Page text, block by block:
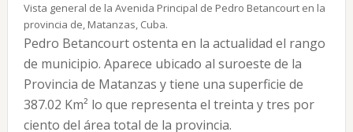
Vista general de la Avenida Principal de Pedro Betancourt en la
provincia de, Matanzas, Cuba.
Pedro Betancourt ostenta en la actualidad el rango
de municipio. Aparece ubicado al suroeste de la
Provincia de Matanzas y tiene una superficie de
387.02 Km² lo que representa el treinta y tres por
ciento del área total de la provincia.